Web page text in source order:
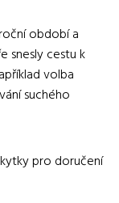
období a
snesly cestu k
volba
suchého
pro doručení